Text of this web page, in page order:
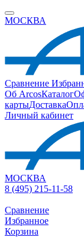
МОСКВА
Сравнение
Об ArcosКаталог
картыДоставка
Личный кабинет
МОСКВА
8 (495) 215-11-58
Сравнение
Избранное
Корзина